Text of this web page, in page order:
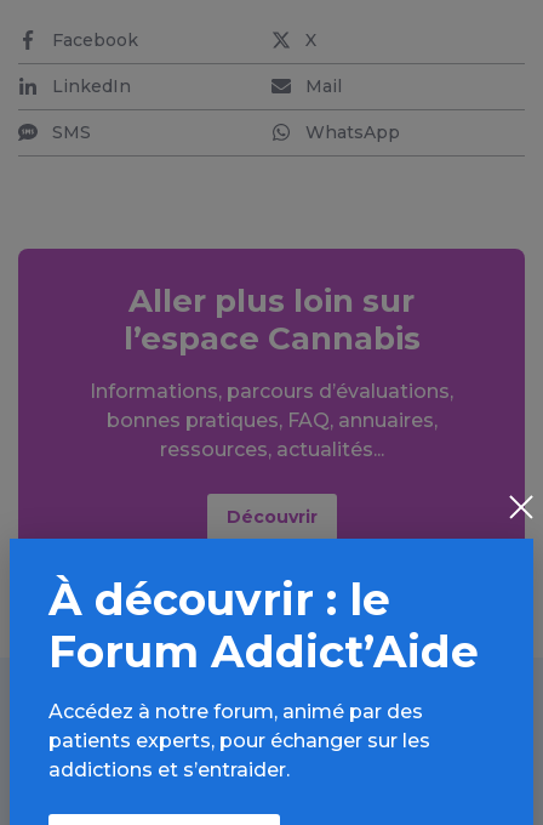
Facebook X
LinkedIn Mail
SMS WhatsApp
Aller plus loin sur
l’espace Cannabis
Informations, parcours d’évaluations,
bonnes pratiques, FAQ, annuaires,
ressources, actualités...
Découvrir
À lire aussi
À découvrir : le
Forum Addict’Aide
Accédez à notre forum, animé par des
patients experts, pour échanger sur les
addictions et s’entraider.